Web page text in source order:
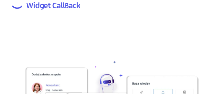
Widget CallBack